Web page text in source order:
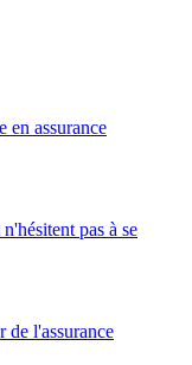
en assurance
pas à se
de l'assurance